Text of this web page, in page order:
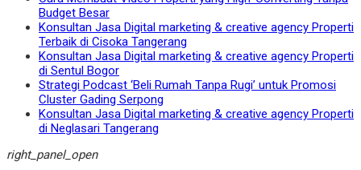
Budget Besar
Konsultan Jasa Digital marketing & creative agency Properti
Terbaik di Cisoka Tangerang
Konsultan Jasa Digital marketing & creative agency Properti
di Sentul Bogor
Strategi Podcast ‘Beli Rumah Tanpa Rugi’ untuk Promosi
Cluster Gading Serpong
Konsultan Jasa Digital marketing & creative agency Properti
di Neglasari Tangerang
right_panel_open